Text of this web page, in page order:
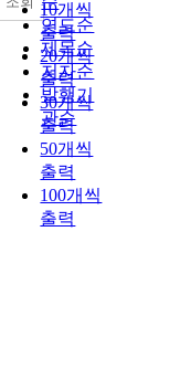
연도순
제목순
저자순
발행기
관순
10개씩
출력
20개씩
출력
30개씩
출력
50개씩
출력
100개씩
출력